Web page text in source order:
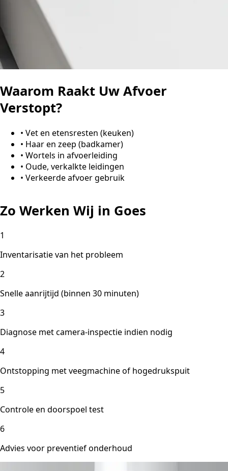
Waarom Raakt Uw Afvoer
Verstopt?
• Vet en etensresten (keuken)
• Haar en zeep (badkamer)
• Wortels in afvoerleiding
• Oude, verkalkte leidingen
• Verkeerde afvoer gebruik
Zo Werken Wij in Goes
1
Inventarisatie van het probleem
2
Snelle aanrijtijd (binnen 30 minuten)
3
Diagnose met camera-inspectie indien nodig
4
Ontstopping met veegmachine of hogedrukspuit
5
Controle en doorspoel test
6
Advies voor preventief onderhoud